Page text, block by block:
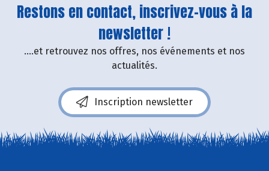
Restons en contact, inscrivez-vous à la
newsletter !
....et retrouvez nos offres, nos événements et nos
actualités.
Inscription newsletter